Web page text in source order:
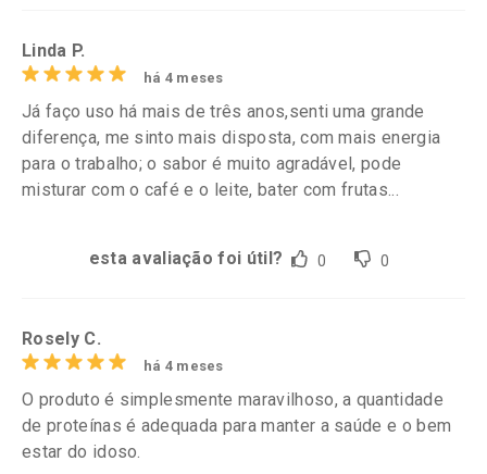
Linda P.
há 4 meses
Já faço uso há mais de três anos,senti uma grande
diferença, me sinto mais disposta, com mais energia
para o trabalho; o sabor é muito agradável, pode
misturar com o café e o leite, bater com frutas...
esta avaliação foi útil? 0 0
Rosely C.
há 4 meses
O produto é simplesmente maravilhoso, a quantidade
de proteínas é adequada para manter a saúde e o bem
estar do idoso.